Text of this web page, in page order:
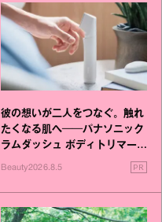
彼の想いが二人をつなぐ。触れ
たくなる肌へ──パナソニック
ラムダッシュ ボディトリマーが
Beauty2026.8.5 PR